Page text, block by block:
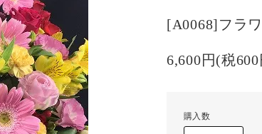
[A0068]フラ
6,600円(税
購入数